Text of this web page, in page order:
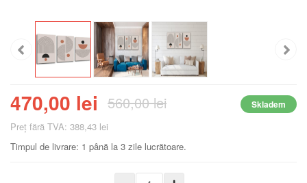
470,00 lei 560,00 lei Skladem
Preţ fără TVA: 388,43 lei
Timpul de livrare: 1 până la 3 zile lucrătoare.